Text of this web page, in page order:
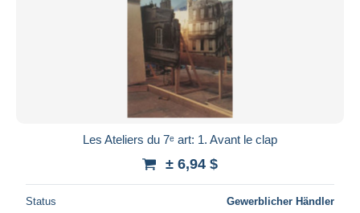
Les Ateliers du 7ᵉ art: 1. Avant le clap
± 6,94 $
Status Gewerblicher Händler